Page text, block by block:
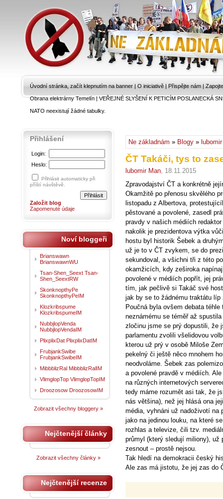
Úvodní stránka, začít klepnutím na banner | O iniciativě | Přispějte nám |
Obrana elektrárny Temelín|VEŘEJNÉ SLYŠENÍ K PETICÍM POSLANECKÁ
NATO neexistují žádné tabulky.
Ne základnám » Blogy »
ČT Takáči, tys to
lubomir Man, 18.11.2015
Zpravodajství ČT a konkrétně
Okamžitě po přenosu skvělého
listopadu z Albertova,
pěstované a povolené, zasedl
pravdy v našich médiích
nakolik je prezidentova výtka
hostu byl historik Šebek a
už je to v ČT zvykem, se do
sekundoval, a všichni tři z této
okamžicích, kdy zeširoka
povolené v médiích popřít, jej
tím, jak pečlivě si Takáč své
jak by se to žádnému traktátu líp
Poučná byla ovšem debata
neznámému se téměř až
zločinu jsme se prý dopustili, že
parlamentu zvolili všelidovou
kterou už prý v osobě Miloše
pekelný či ještě něco mnohem
neodvoláme. Šebek zas
a povolené pravdě v médiích.
na různých internetových
tedy máme rozumět asi tak, že
nás většina), než jej hlásá ona
média, vyhnáni už nadoživotí na
jako na jedinou louku, na které
rozhlas a televize, čili tzv.
průmyl (který sledují miliony), už
zesnout – prostě nejsou.
Tak hledí na demokracii český
Ale zas má jistotu, že jej zas do
Přihlášení
Login:
Heslo:
Přihlásit automaticky při
příští návštěvě.
Založit blog
Zapomenuté údaje
Noví bloggeři
Brianswawn
BrianswawnWU
Tsan-Shen_Seext Tsan-
Shen_SeextRW
SkonknopthyPe
SkonknopthyPeIM
Klozkribspume
KlozkribspumeIM
NubbjlopVenda
NubbjlopVendaIM
PlixplixDat PlixplixDatIM
FrubjankSwibe
FrubjankSwibeIM
MibbblizRal MibbblizRalIM
VlimglopTop VlimglopTopIM
Droozosow DroozosowIM
Zobrazit všechny bloggery »
Nejčtenější články
Zobrazit všechny články »
Nejčtenější recenze